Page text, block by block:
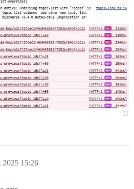
2025 15:26